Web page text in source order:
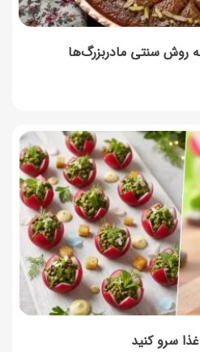
روش سنتی مادربزرگ‌ها
سرو کنید